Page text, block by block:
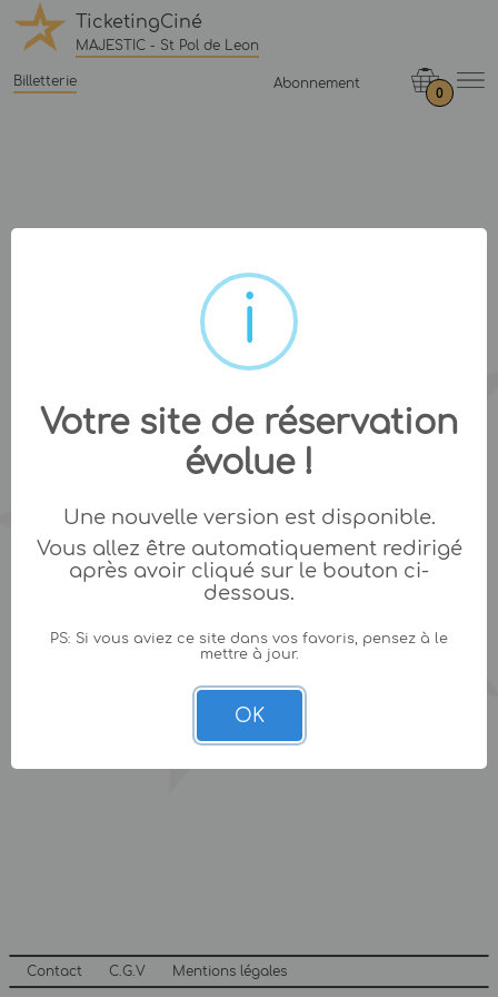
TicketingCiné
MAJESTIC - St Pol de Leon
Billetterie Abonnement
0
Contact C.G.V Mentions légales
Votre site de réservation
évolue !
Une nouvelle version est disponible.
Vous allez être automatiquement redirigé
après avoir cliqué sur le bouton ci-
dessous.
PS: Si vous aviez ce site dans vos favoris, pensez à le
mettre à jour.
OK